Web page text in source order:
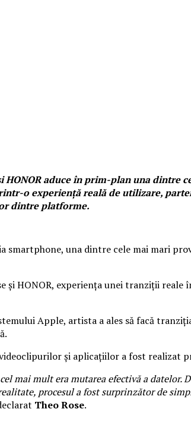
HONOR aduce în prim-plan una
o experiență reală de utilizare,
dintre platforme.
smartphone, una dintre cele mai mari
și HONOR, experiența unei tranziții
Apple, artista a ales să facă
și aplicațiilor a fost realizat
mai mult era mutarea efectivă a
procesul a fost surprinzător de
Theo Rose.